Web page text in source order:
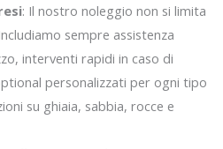
: Il nostro noleggio non si limita
sempre assistenza
interventi rapidi in caso di
personalizzati per ogni tipo
su ghiaia, sabbia, rocce e